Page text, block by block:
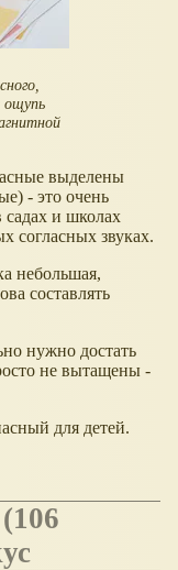
ощупь
выделены
- это очень
садах и школах
согласных звуках.
небольшая,
составлять
нужно достать
не вытащены -
для детей.